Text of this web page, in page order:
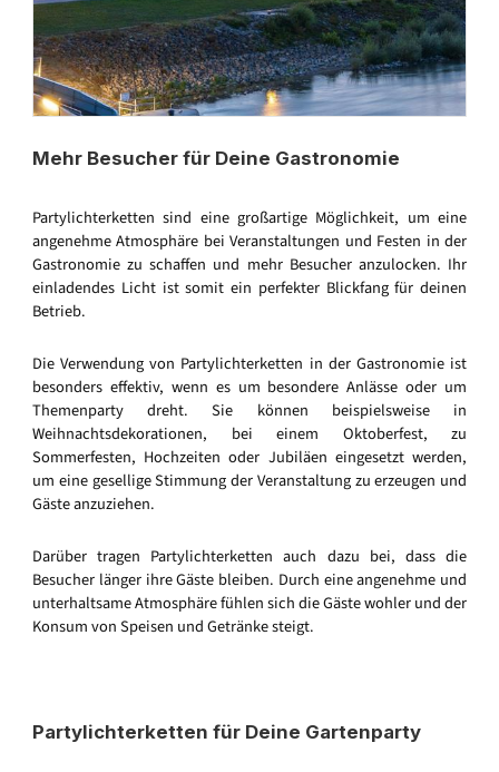
Mehr Besucher für Deine Gastronomie
Partylichterketten sind eine großartige Möglichkeit, um eine
angenehme Atmosphäre bei Veranstaltungen und Festen in der
Gastronomie zu schaffen und mehr Besucher anzulocken. Ihr
einladendes Licht ist somit ein perfekter Blickfang für deinen
Betrieb.
Die Verwendung von Partylichterketten in der Gastronomie ist
besonders effektiv, wenn es um besondere Anlässe oder um
Themenparty dreht. Sie können beispielsweise in
Weihnachtsdekorationen, bei einem Oktoberfest, zu
Sommerfesten, Hochzeiten oder Jubiläen eingesetzt werden,
um eine gesellige Stimmung der Veranstaltung zu erzeugen und
Gäste anzuziehen.
Darüber tragen Partylichterketten auch dazu bei, dass die
Besucher länger ihre Gäste bleiben. Durch eine angenehme und
unterhaltsame Atmosphäre fühlen sich die Gäste wohler und der
Konsum von Speisen und Getränke steigt.
Partylichterketten für Deine Gartenparty